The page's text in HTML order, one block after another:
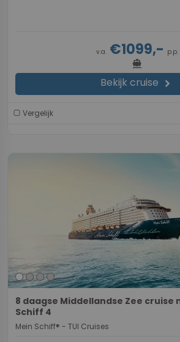
v.a. €1099,- p.p.
directions_boat
Bekijk cruise chevron_right
Vergelijk
8 daagse Middellandse Zee cruise
Schiff 4
Mein Schiff® - TUI Cruises